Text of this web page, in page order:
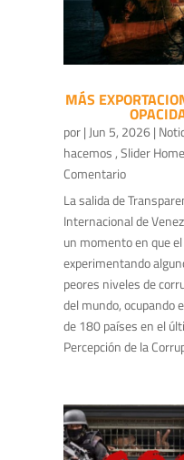
MÁS
por| Jun 5, 2026|
hacemos ,Slider Home
Comentario
La salida de
Internacional de
un momento en que
experimentando
peores niveles de
del mundo, ocupando
de 180 países en el
Percepción de la